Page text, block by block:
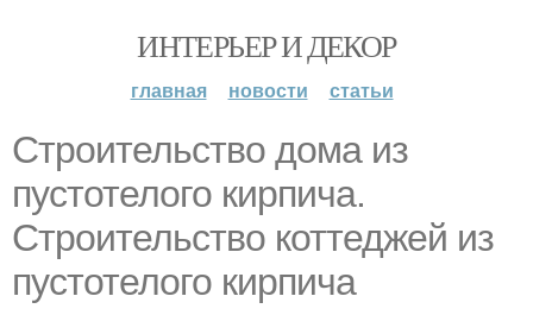
ИНТЕРЬЕР И ДЕКОР
главная новости статьи
Строительство дома из
пустотелого кирпича.
Строительство коттеджей из
пустотелого кирпича